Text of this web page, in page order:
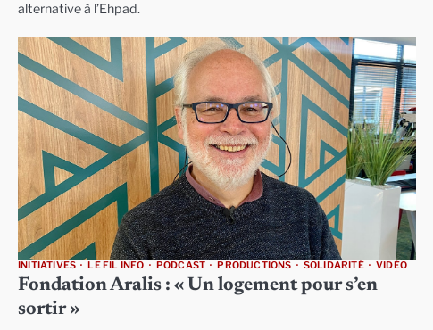
alternative à l’Ehpad.
INITIATIVES LE FIL INFO PODCAST PRODUCTIONS SOLIDARITÉ VIDÉO
Fondation Aralis : « Un logement pour s’en
sortir »